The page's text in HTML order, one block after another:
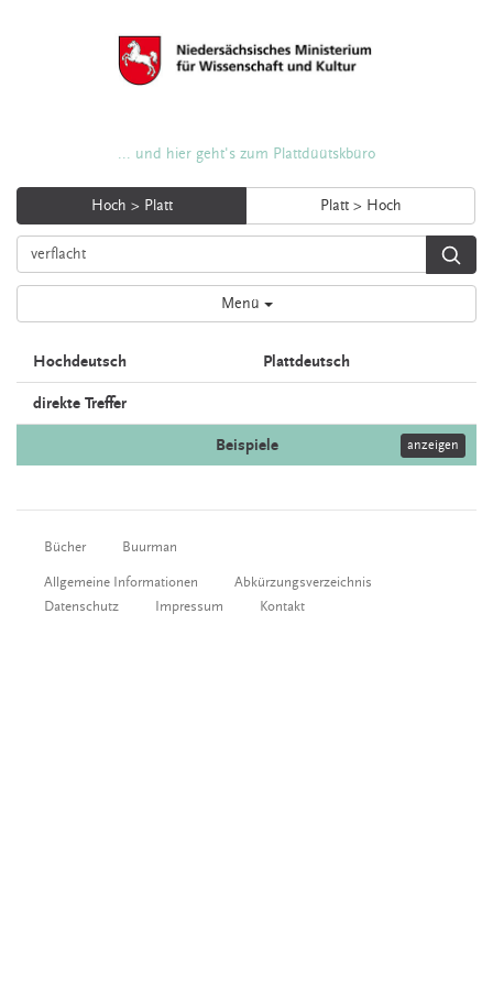
... und hier geht's zum Plattdüütskbüro
Hoch > Platt Platt > Hoch
Menü
Hochdeutsch Plattdeutsch
direkte Treffer
Beispiele anzeigen
Bücher Buurman
Allgemeine Informationen
Abkürzungsverzeichnis
Datenschutz
Impressum Kontakt